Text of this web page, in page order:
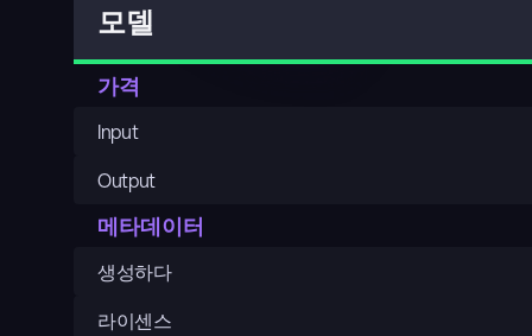
모델
가격
Input
Output
메타데이터
생성하다
라이센스